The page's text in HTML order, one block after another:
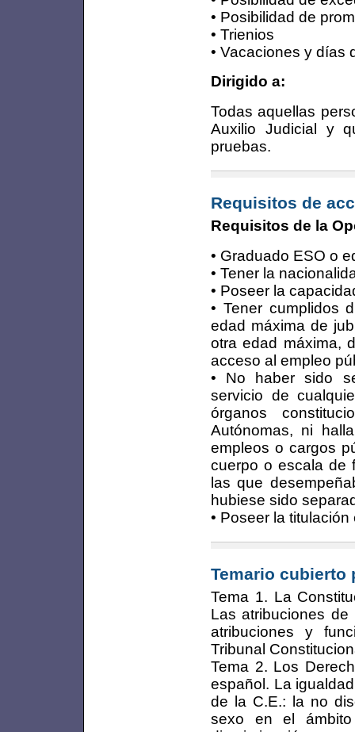
• Posibilidad de
• Trienios
• Vacaciones y días
Dirigido a:
Todas aquellas
Auxilio Judicial y
pruebas.
Requisitos de
Requisitos de la
• Graduado ESO o
• Tener la
• Poseer la
• Tener cumplidos
edad máxima de
otra edad máxima,
acceso al empleo
• No haber sido
servicio de
órganos
Autónomas, ni
empleos o cargos
cuerpo o escala de
las que
hubiese sido
• Poseer la titulación
Temario cubierto
Tema 1. La
Las atribuciones
atribuciones y
Tribunal
Tema 2. Los
español. La
de la C.E.: la no
sexo en el